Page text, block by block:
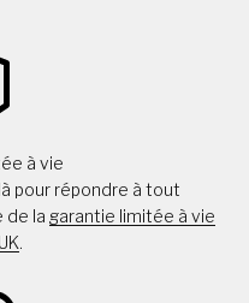
à vie
pour répondre à tout
de la garantie limitée à vie
.